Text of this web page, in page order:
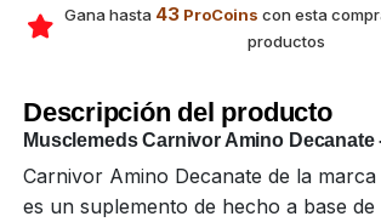
Gana hasta 43ProCoins con esta
productos
Descripción del producto
Musclemeds Carnivor Amino Decanate
Carnivor Amino Decanate de la marca
es un suplemento de hecho a base